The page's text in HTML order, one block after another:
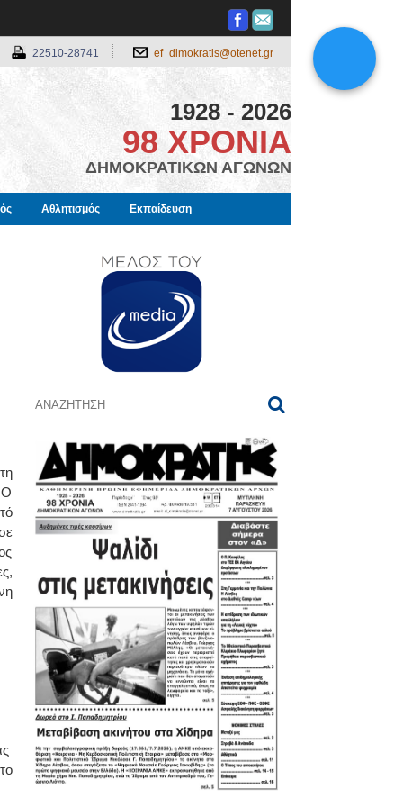
22510-28741 ef_dimokratis@otenet.gr
1928 - 2026
98 ΧΡΟΝΙΑ
ΔΗΜΟΚΡΑΤΙΚΩΝ ΑΓΩΝΩΝ
Αθλητισμός Εκπαίδευση
Ο